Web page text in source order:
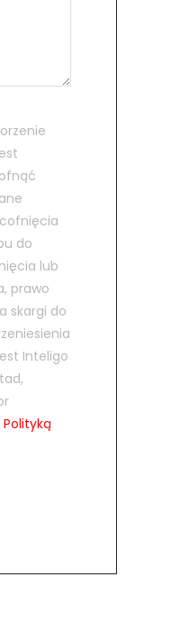
do
lub
prawo
skargi do
Inteligo
Polityką